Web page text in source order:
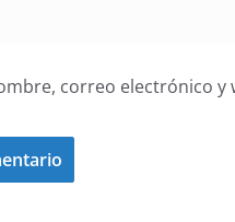
correo electrónico y